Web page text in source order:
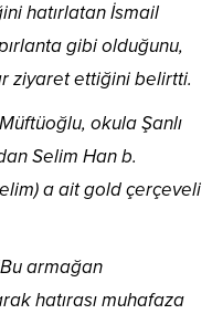
hatırlatan İsmail
gibi olduğunu,
ziyaret ettiğini belirtti.
okula Şanlı
Selim Han b.
a ait gold çerçeveli
armağan
hatırası muhafaza